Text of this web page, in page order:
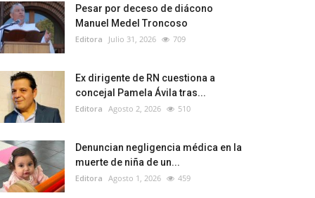
Pesar por deceso de diácono
Manuel Medel Troncoso
Editora Julio 31, 2026 709
Ex dirigente de RN cuestiona a
concejal Pamela Ávila tras...
Editora Agosto 2, 2026 510
Denuncian negligencia médica en la
muerte de niña de un...
Editora Agosto 1, 2026 459